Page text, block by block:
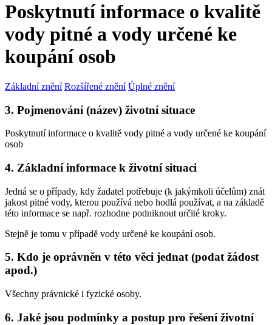
Poskytnutí informace o kvalitě
vody pitné a vody určené ke
koupání osob
Základní znění Rozšířené znění Úplné znění
3. Pojmenování (název) životní situace
Poskytnutí informace o kvalitě vody pitné a vody určené ke koupání
osob
4. Základní informace k životní situaci
Jedná se o případy, kdy žadatel potřebuje (k jakýmkoli účelům) znát
jakost pitné vody, kterou používá nebo hodlá používat, a na základě
této informace se např. rozhodne podniknout určité kroky.
Stejně je tomu v případě vody určené ke koupání osob.
5. Kdo je oprávněn v této věci jednat (podat žádost
apod.)
Všechny právnické i fyzické osoby.
6. Jaké jsou podmínky a postup pro řešení životní